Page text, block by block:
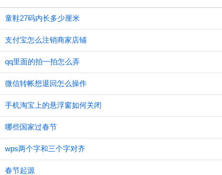
童鞋27码内长多少厘米
支付宝怎么注销商家店铺
qq里面的拍一拍怎么弄
微信转帐想退回怎么操作
手机淘宝上的悬浮窗如何关闭
哪些国家过春节
wps两个字和三个字对齐
春节起源